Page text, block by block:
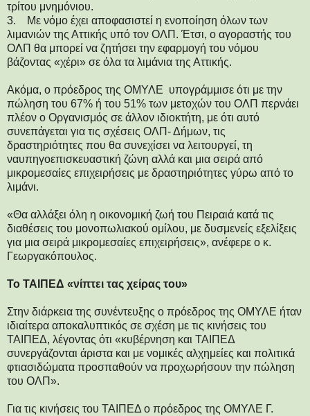
τρίτου μνημόνιου.
3. Με νόμο έχει αποφασιστεί η ενοποίηση όλων των
λιμανιών της Αττικής υπό τον ΟΛΠ. Έτσι, ο αγοραστής του
ΟΛΠ θα μπορεί να ζητήσει την εφαρμογή του νόμου
βάζοντας «χέρι» σε όλα τα λιμάνια της Αττικής.
Ακόμα, ο πρόεδρος της ΟΜΥΛΕ υπογράμμισε ότι με την
πώληση του 67% ή του 51% των μετοχών του ΟΛΠ περνάει
πλέον ο Οργανισμός σε άλλον ιδιοκτήτη, με ότι αυτό
συνεπάγεται για τις σχέσεις ΟΛΠ- Δήμων, τις
δραστηριότητες που θα συνεχίσει να λειτουργεί, τη
ναυπηγοεπισκευαστική ζώνη αλλά και μια σειρά από
μικρομεσαίες επιχειρήσεις με δραστηριότητες γύρω από το
λιμάνι.
«Θα αλλάξει όλη η οικονομική ζωή του Πειραιά κατά τις
διαθέσεις του μονοπωλιακού ομίλου, με δυσμενείς εξελίξεις
για μια σειρά μικρομεσαίες επιχειρήσεις», ανέφερε ο κ.
Γεωργακόπουλος.
Το ΤΑΙΠΕΔ «νίπτει τας χείρας του»
Στην διάρκεια της συνέντευξης ο πρόεδρος της ΟΜΥΛΕ ήταν
ιδιαίτερα αποκαλυπτικός σε σχέση με τις κινήσεις του
ΤΑΙΠΕΔ, λέγοντας ότι «κυβέρνηση και ΤΑΙΠΕΔ
συνεργάζονται άριστα και με νομικές αλχημείες και πολιτικά
φτιασιδώματα προσπαθούν να προχωρήσουν την πώληση
του ΟΛΠ».
Για τις κινήσεις του ΤΑΙΠΕΔ ο πρόεδρος της ΟΜΥΛΕ Γ.